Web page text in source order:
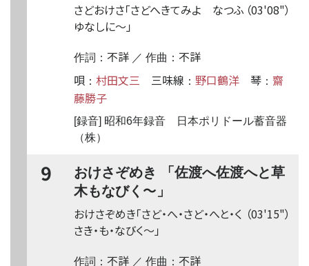
（03'08"）
さどおけさ「さどへきてみよ なつふ
ゆなしに〜 」
作詞： 不詳 ／ 作曲： 不詳
唄 ： 村田文三 三味線 ： 野口鶴洋 琴 ： 齋
藤勝子
[録音] 昭和6年録音 日本ポリドール蓄音器
（株）
9
おけさぞめき 「佐渡へ佐渡へと草
木もなびく 〜 」
（03'15"）
おけさぞめき「さど・へ・さど・へと・く
さき・も・なびく〜 」
作詞： 不詳 ／ 作曲： 不詳